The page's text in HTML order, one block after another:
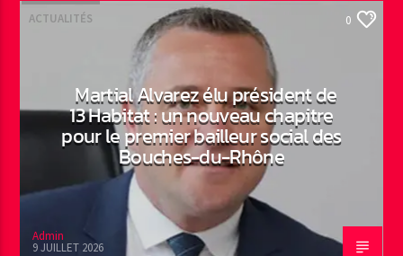
ACTUALITÉS 0
Martial Alvarez élu président de
13 Habitat : un nouveau chapitre
pour le premier bailleur social des
Bouches-du-Rhône
Admin
9 JUILLET 2026